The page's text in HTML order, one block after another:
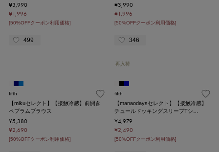
¥3,990
¥1,996
[50%OFFクーポン利用価格]
499
¥3,990
¥1,996
[50%OFFクーポン利用価格]
346
fifth
【mikuセレクト】【接触冷感】前開き
ペプラムブラウス
¥5,380
¥2,690
[50%OFFクーポン利用価格]
再入荷
fifth
【manaodaysセレクト】【接触冷感】
チュールドッキングスリーブTシ…
¥4,979
¥2,490
[50%OFFクーポン利用価格]